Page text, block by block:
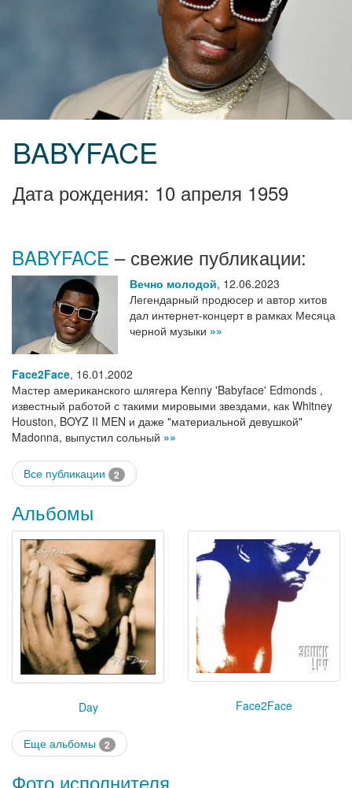
BABYFACE
Дата рождения: 10 апреля 1959
BABYFACE – свежие публикации:
Вечно молодой, 12.06.2023
Легендарный продюсер и автор хитов
дал интернет-концерт в рамках Месяца
черной музыки »»
Face2Face, 16.01.2002
Мастер американского шлягера Kenny 'Babyface' Edmonds ,
известный работой с такими мировыми звездами, как Whitney
Houston, BOYZ II MEN и даже "материальной девушкой"
Madonna, выпустил сольный »»
Все публикации 2
Альбомы
Day Face2Face
Еще альбомы 2
Фото исполнителя